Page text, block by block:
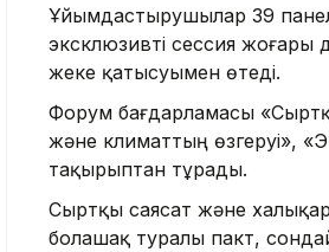
Ұйымдастырушылар 39
эксклюзивті сессия
жеке қатысуымен өтеді.
Форум бағдарламасы
және климаттың өзгеруі»,
тақырыптан тұрады.
Сыртқы саясат және
болашақ туралы пакт,